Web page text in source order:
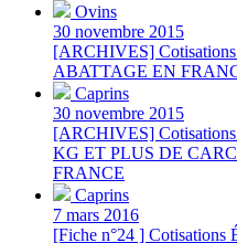
Ovins
30 novembre 2015
[ARCHIVES]
ABATTAGE EN
Caprins
30 novembre 2015
[ARCHIVES]
KG ET PLUS DE
FRANCE
Caprins
7 mars 2016
[Fiche n°24 ]